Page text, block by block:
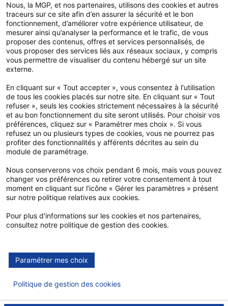
Grâce à votre espace employeur, gagnez du temps dans
vos démarches et gérez les contrats de vos
collaborateurs en toute simplicité. Vous pouvez consulter
vos documents contractuels, affilier en ligne vos
habilitations pour vos gestionnaires.
Munissez-vous de votre email ainsi que de votre mot de
passe pour vous connecter à votre espace.
Nous, la MGP, et nos partenaires, utilisons des cookies et autres
traceurs sur ce site afin d’en assurer la sécurité et le bon
fonctionnement, d’améliorer votre expérience utilisateur, de
mesurer ainsi qu’analyser la performance et le trafic, de vous
proposer des contenus, offres et services personnalisés, de
vous proposer des services liés aux réseaux sociaux, y compris
vous permettre de visualiser du contenu hébergé sur un site
externe.
En cliquant sur « Tout accepter », vous consentez à l'utilisation
de tous les cookies placés sur notre site. En cliquant sur « Tout
refuser », seuls les cookies strictement nécessaires à la sécurité
et au bon fonctionnement du site seront utilisés. Pour choisir vos
préférences, cliquez sur « Paramétrer mes choix ». Si vous
refusez un ou plusieurs types de cookies, vous ne pourrez pas
profiter des fonctionnalités y afférents décrites au sein du
module de paramétrage.
Nous conserverons vos choix pendant 6 mois, mais vous pouvez
changer vos préférences ou retirer votre consentement à tout
moment en cliquant sur l’icône « Gérer les paramètres » présent
sur notre politique relatives aux cookies.
Pour plus d'informations sur les cookies et nos partenaires,
consultez notre politique de gestion des cookies.
Facebook
Paramétrer mes choix
Politique de gestion des cookies